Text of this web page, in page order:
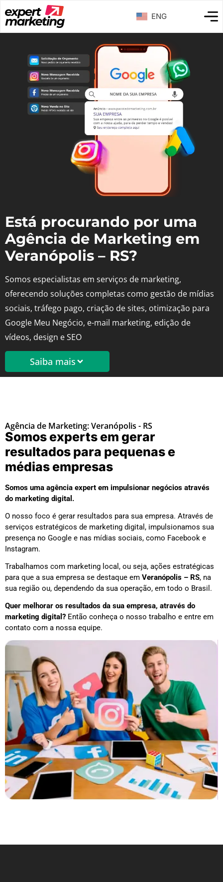
ENG
Está procurando por uma
Agência de Marketing em
Veranópolis – RS?
Somos especialistas em serviços de marketing,
oferecendo soluções completas como gestão de mídias
sociais, tráfego pago, criação de sites, otimização para
Google Meu Negócio, e-mail marketing, edição de
vídeos, design e SEO
Saiba mais
Agência de Marketing: Veranópolis - RS
Somos experts em gerar
resultados para pequenas e
médias empresas
Somos uma agência expert em impulsionar negócios através
do marketing digital.
O nosso foco é gerar resultados para sua empresa. Através de
serviços estratégicos de marketing digital, impulsionamos sua
presença no Google e nas mídias sociais, como Facebook e
Instagram.
Trabalhamos com marketing local, ou seja, ações estratégicas
para que a sua empresa se destaque em Veranópolis – RS, na
sua região ou, dependendo da sua operação, em todo o Brasil.
Quer melhorar os resultados da sua empresa, através do
marketing digital? Então conheça o nosso trabalho e entre em
contato com a nossa equipe.